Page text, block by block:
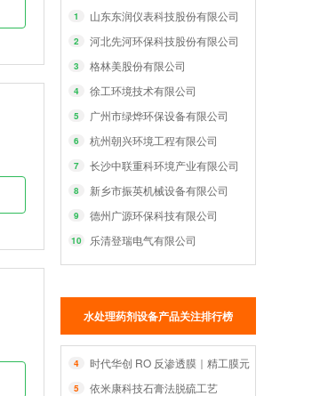
1 山东东润仪表科技股份有限公司
2 河北先河环保科技股份有限公司
3 格林美股份有限公司
4 徐工环境技术有限公司
5 广州市绿烨环保设备有限公司
6 杭州朝兴环境工程有限公司
7 长沙中联重科环境产业有限公司
8 新乡市振英机械设备有限公司
9 德州广源环保科技有限公司
10 乐清登瑞电气有限公司
水处理药剂设备产品关注排行榜
4 时代华创 RO 反渗透膜｜精工膜元件，智净每一
5 依米康科技石膏法脱硫工艺